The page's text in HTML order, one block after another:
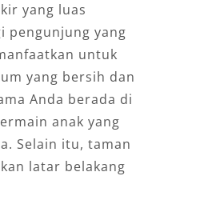
yang luas
pengunjung yang
untuk
yang bersih dan
Anda berada di
anak yang
Selain itu, taman
latar belakang